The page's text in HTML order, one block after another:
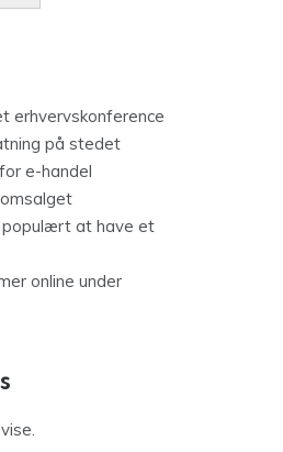
erhvervskonference
på stedet
e-handel
at have et
online under